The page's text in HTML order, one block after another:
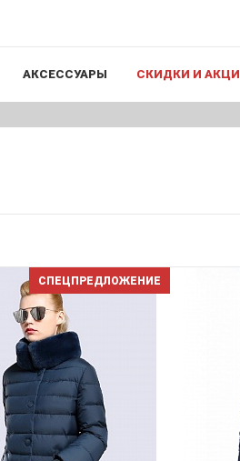
АКСЕССУАРЫ СКИДКИ И
СПЕЦПРЕДЛОЖЕНИЕ